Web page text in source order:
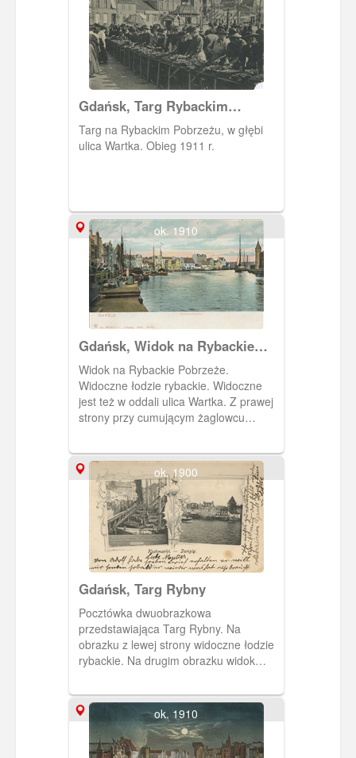
Gdańsk, Targ Rybackim
Pobrzeżu, Fishmarkt
Targ na Rybackim Pobrzeżu, w głębi
ulica Wartka. Obieg 1911 r.
ok. 1910
Gdańsk, Widok na Rybackie
Pobrzeże
Widok na Rybackie Pobrzeże.
Widoczne łodzie rybackie. Widoczne
jest też w oddali ulica Wartka. Z prawej
strony przy cumującym żaglowcu
na Ołowiance.
ok. 1900
Gdańsk, Targ Rybny
Pocztówka dwuobrazkowa
przedstawiająca Targ Rybny. Na
obrazku z lewej strony widoczne łodzie
rybackie. Na drugim obrazku widok
Motławy. Obieg 1902 rok.
ok. 1910